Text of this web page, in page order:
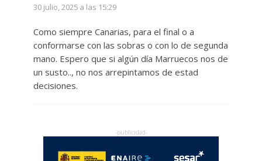
30 julio, 2025 a las 15:29
Como siempre Canarias, para el final o a
conformarse con las sobras o con lo de segunda
mano. Espero que si algún día Marruecos nos de
un susto.., no nos arrepintamos de estad
decisiones.